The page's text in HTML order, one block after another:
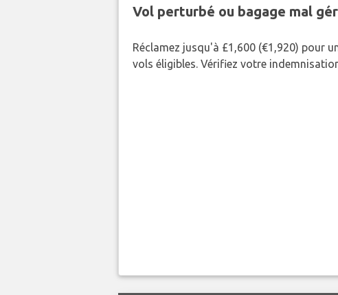
Vol perturbé ou bagage mal
Réclamez jusqu'à £1,600 (€1,920) pour
vols éligibles. Vérifiez votre